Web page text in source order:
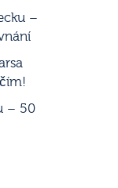
–
– 50